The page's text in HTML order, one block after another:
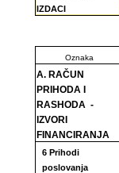
IZDACI
Oznaka
A. RAČUN
PRIHODA I
RASHODA -
IZVORI
FINANCIRANJA
6 Prihodi
poslovanja